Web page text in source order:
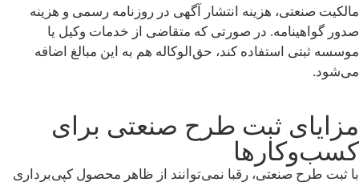
مالکیت صنعتی، هزینه انتشار آگهی در روزنامه رسمی و هزینه
صدور گواهینامه. در صورتی که متقاضی از خدمات وکیل یا
موسسه ثبتی استفاده کند، حق‌الوکاله هم به این مبالغ اضافه
می‌شود.
مزایای ثبت طرح صنعتی برای
کسب‌وکارها
با ثبت طرح صنعتی، رقبا نمی‌توانند از ظاهر محصول کپی‌برداری